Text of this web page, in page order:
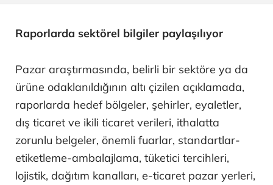
Raporlarda sektörel bilgiler paylaşılıyor
Pazar araştırmasında, belirli bir sektöre ya da
ürüne odaklanıldığının altı çizilen açıklamada,
raporlarda hedef bölgeler, şehirler, eyaletler,
dış ticaret ve ikili ticaret verileri, ithalatta
zorunlu belgeler, önemli fuarlar, standartlar-
etiketleme-ambalajlama, tüketici tercihleri,
lojistik, dağıtım kanalları, e-ticaret pazar yerleri,